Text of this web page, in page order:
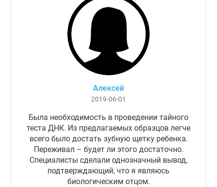
Алексей
2019-06-01
Была необходимость в проведении тайного
теста ДНК. Из предлагаемых образцов легче
всего было достать зубную щетку ребенка.
Переживал – будет ли этого достаточно.
Специалисты сделали однозначный вывод,
подтверждающий, что я являюсь
биологическим отцом.